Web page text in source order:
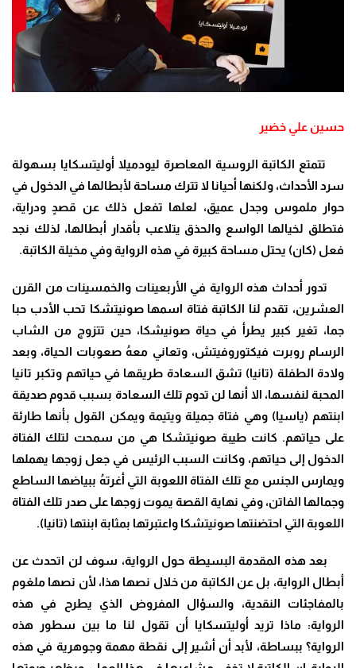
حسين علي خضير
تتمتع الكاتبة الروسية المعاصرة ليودميلا أوليتسكايا بسهولة
سرد الأحداث، ولكنها أحيانا لا تترك مساحة لأبطالها في الدخول في
حوار ملموس وجدل عميق، لعلها تفعل ذلك عن قصدٍ ودراية،
فتطلق لخيالها الواسع والحذق يتلاعب بأقدار أبطالها، لذلك نجد
فعل (كان) يحتل مساحة كبيرة في هذه الرواية وفي مخيلة الكاتبة.
تدور أحداث هذه الرواية في الأربعينات والخمسينات من القرن
العشرين، تقدم لنا الكاتبة فتاة اسمها صونيتشكا تحب الأدب حبا
جما، تغير كبير يطرأ في حياة صونيشكا، حين تتزوج من الشاب
الرسام روبرت فيكتوروفيتش، وتعاني معهُ صعوبات الحياة، وبعد
ولادة الطفلة (تانيا) تشق السعادة طريقها في حياتهم وتكبر تانيا
المحبة لنفسها، الا أنها لن تدوم تلك السعادة بسبب قدوم صديقة
ابنتهم (ياسيا) وهي فتاة جميلة ويتيمة ويمكن القول بأنها طارئة
على حياتهم. كانت طيبة صونيتشكا هي من سمحت لتلك الفتاة
الدخول إلى حياتهم، وكانت السبب الرئيس في جعل زوجها يهملها
ويمارس الجنس مع تلك الفتاة اللعوبة التي أغرتهُ ببياضها الساطع
وجمالها الفاتن، وفي نهاية القصة يموت زوجها على صدر تلك الفتاة
اللعوبة التي احتضنتها صونيتشكا واعتبرتها بمثابة ابنتها (تانيا).
بعد هذه المقدمة البسيطة حول الرواية، سوف لن اتحدث عن
أبطال الرواية، بل عن الكاتبة من خلال نصها هذا، لأن نصها ملغوم
بالمفاجئات النقدية، والسؤال المفروض الذي يطرح في هذه
الرواية: ماذا تريد أوليتسكايا أن تقول لنا ما بين سطور هذه
الرواية؟ ببساطة، لأبد أن أشير إلى نقطة مهمة وجوهرية في هذه